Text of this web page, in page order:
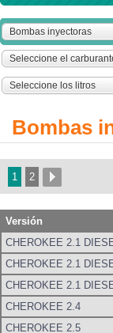
Bombas inyectoras
Seleccione el
Seleccione los litros
Bombas
1 2
Versión
CHEROKEE 2.1
CHEROKEE 2.1
CHEROKEE 2.1
CHEROKEE 2.4
CHEROKEE 2.5